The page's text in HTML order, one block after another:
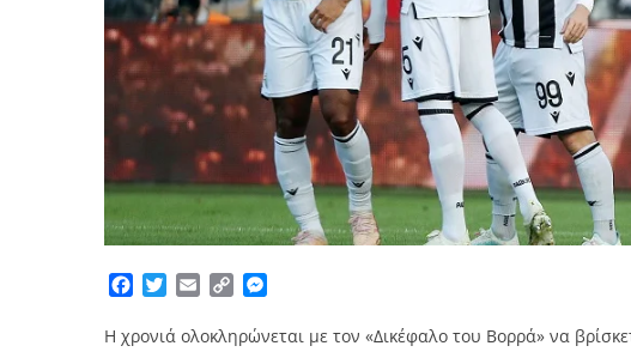
Facebook
TwitterEmailCopy
Η χρονιά ολοκληρώνεται με τον «Δικέφαλο του Βορρά» να